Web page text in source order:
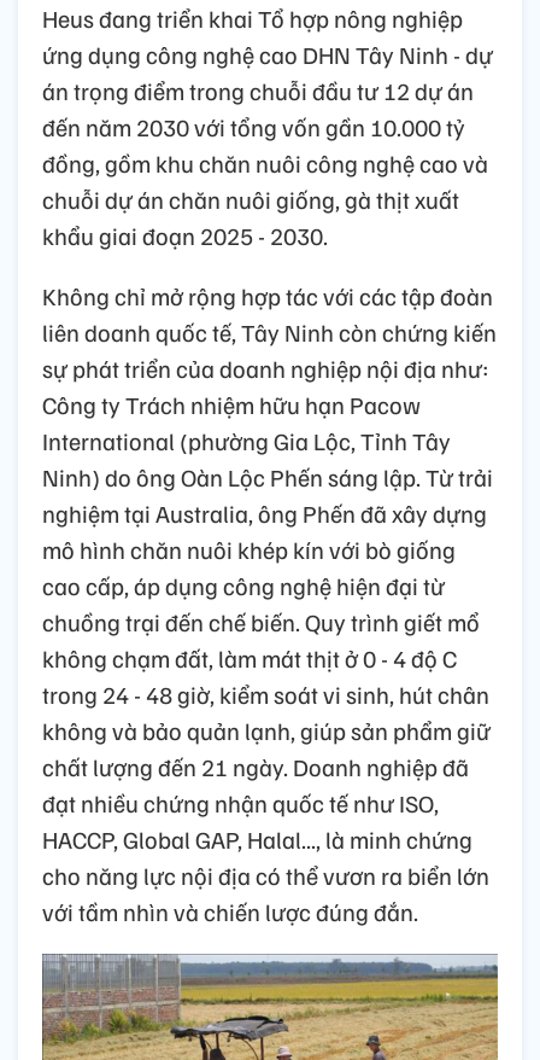
Heus đang triển khai Tổ hợp nông nghiệp
ứng dụng công nghệ cao DHN Tây Ninh - dự
án trọng điểm trong chuỗi đầu tư 12 dự án
đến năm 2030 với tổng vốn gần 10.000 tỷ
đồng, gồm khu chăn nuôi công nghệ cao và
chuỗi dự án chăn nuôi giống, gà thịt xuất
khẩu giai đoạn 2025 - 2030.
Không chỉ mở rộng hợp tác với các tập đoàn
liên doanh quốc tế, Tây Ninh còn chứng kiến
sự phát triển của doanh nghiệp nội địa như:
Công ty Trách nhiệm hữu hạn Pacow
International (phường Gia Lộc, Tỉnh Tây
Ninh) do ông Oàn Lộc Phến sáng lập. Từ trải
nghiệm tại Australia, ông Phến đã xây dựng
mô hình chăn nuôi khép kín với bò giống
cao cấp, áp dụng công nghệ hiện đại từ
chuồng trại đến chế biến. Quy trình giết mổ
không chạm đất, làm mát thịt ở 0 - 4 độ C
trong 24 - 48 giờ, kiểm soát vi sinh, hút chân
không và bảo quản lạnh, giúp sản phẩm giữ
chất lượng đến 21 ngày. Doanh nghiệp đã
đạt nhiều chứng nhận quốc tế như ISO,
HACCP, Global GAP, Halal..., là minh chứng
cho năng lực nội địa có thể vươn ra biển lớn
với tầm nhìn và chiến lược đúng đắn.